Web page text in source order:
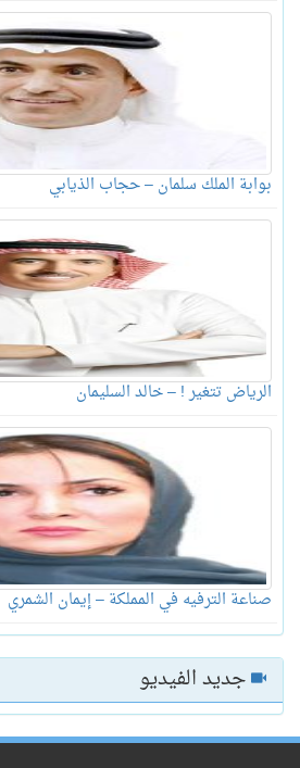
بوابة الملك سلمان – حجاب الذيابي
الرياض تتغير ! – خالد السليمان
صناعة الترفيه في المملكة – إيمان الشمري
جديد الفيديو